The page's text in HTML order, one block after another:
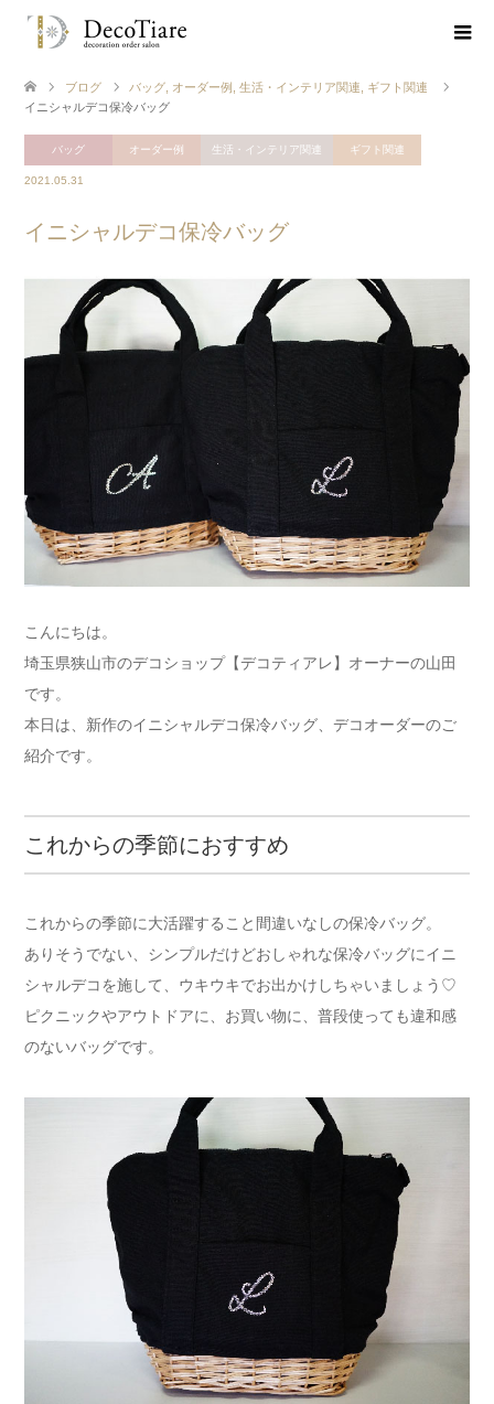
ブログ バッグ オーダー例 生活・インテリア関連
ギフト関連
イニシャルデコ保冷バッグ
バッグ オーダー例 生活・インテリア関連 ギフト関連
2021.05.31
イニシャルデコ保冷バッグ
こんにちは。
埼玉県狭山市のデコショップ【デコティアレ】オーナーの山田
です。
本日は、新作のイニシャルデコ保冷バッグ、デコオーダーのご
紹介です。
これからの季節におすすめ
これからの季節に大活躍すること間違いなしの保冷バッグ。
ありそうでない、シンプルだけどおしゃれな保冷バッグにイニ
シャルデコを施して、ウキウキでお出かけしちゃいましょう♡
ピクニックやアウトドアに、お買い物に、普段使っても違和感
のないバッグです。